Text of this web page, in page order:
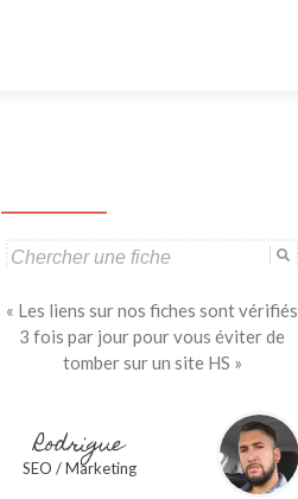
Search
« Les liens sur nos fiches sont vérifiés
3 fois par jour pour vous éviter de
tomber sur un site HS »
Rodrigue
SEO / Marketing